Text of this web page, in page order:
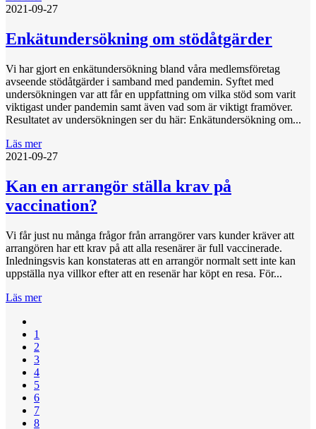
2021-09-27
Enkätundersökning om stödåtgärder
Vi har gjort en enkätundersökning bland våra medlemsföretag
avseende stödåtgärder i samband med pandemin. Syftet med
undersökningen var att får en uppfattning om vilka stöd som varit
viktigast under pandemin samt även vad som är viktigt framöver.
Resultatet av undersökningen ser du här: Enkätundersökning om...
Läs mer
2021-09-27
Kan en arrangör ställa krav på
vaccination?
Vi får just nu många frågor från arrangörer vars kunder kräver att
arrangören har ett krav på att alla resenärer är full vaccinerade.
Inledningsvis kan konstateras att en arrangör normalt sett inte kan
uppställa nya villkor efter att en resenär har köpt en resa. För...
Läs mer
1
2
3
4
5
6
7
8